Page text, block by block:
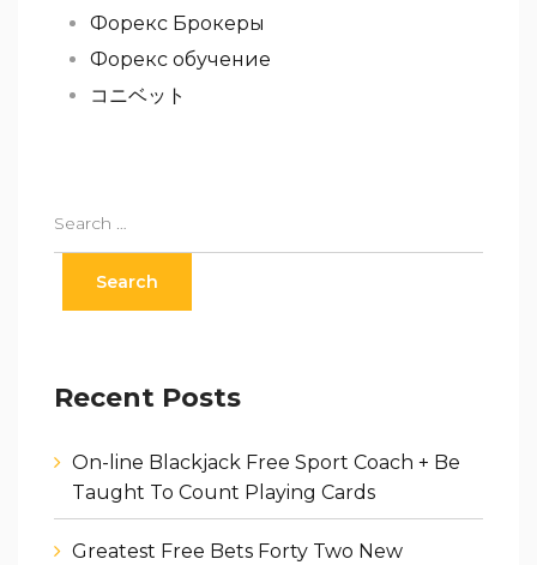
Форекс Брокеры
Форекс обучение
コニベット
Recent Posts
On-line Blackjack Free Sport Coach + Be
Taught To Count Playing Cards
Greatest Free Bets Forty Two New